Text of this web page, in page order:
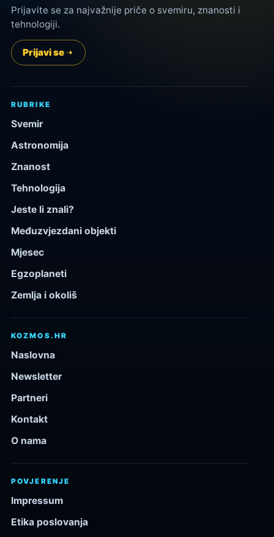
Prijavite se za najvažnije priče o svemiru, znanosti i
tehnologiji.
Prijavi se
RUBRIKE
Svemir
Astronomija
Znanost
Tehnologija
Jeste li znali?
Međuzvjezdani objekti
Mjesec
Egzoplaneti
Zemlja i okoliš
KOZMOS.HR
Naslovna
Newsletter
Partneri
Kontakt
O nama
POVJERENJE
Impressum
Etika poslovanja